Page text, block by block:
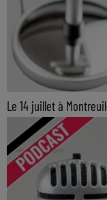
Le 14 juillet à